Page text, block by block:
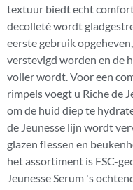
textuur biedt echt
decolleté wordt
eerste gebruik
verstevigd worden en de
voller wordt. Voor een
rimpels voegt u Riche de
om de huid diep te
de Jeunesse lijn wordt
glazen flessen en
het assortiment is FSC-
Jeunesse Serum 's